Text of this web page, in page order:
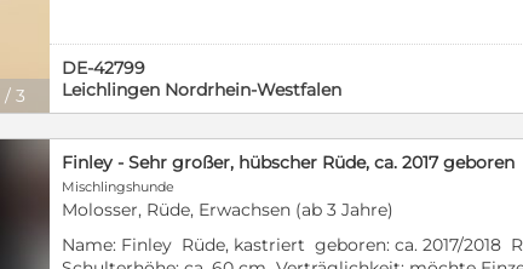
/ 3
noch Gassigänger gibt. Das sollte aber kein Problem
Zuhause mit einem hundesicher eingezäunten
Lumpi ist ein sehr sozialer Rüde, der noch nicht viel
Gladbach als Tierschutzverein zertifiziert. Eine
persönlicher Vorkontrolle sowie gegen
350 € + 200 € Transportkosten. Darin enthalten sind
blauer EU-Impfpass, Wurmkur, Flohmittel sowie
Kontakt: Pfötchenretter mit Herz e.V. Bettina
DE-42799
Leichlingen Nordrhein-Westfalen
Finley - Sehr großer, hübscher Rüde, ca. 2017 geboren
Mischlingshunde
Molosser, Rüde, Erwachsen (ab 3 Jahre)
Name: Finley Rüde, kastriert geboren: ca. 2017/2018